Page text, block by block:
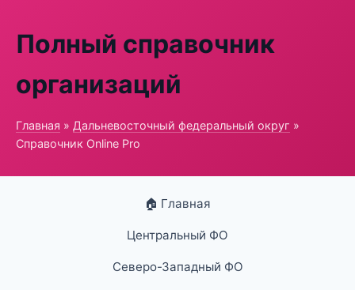
Полный справочник
организаций
Главная » Дальневосточный федеральный округ »
Справочник Online Pro
🏠 Главная
Центральный ФО
Северо-Западный ФО